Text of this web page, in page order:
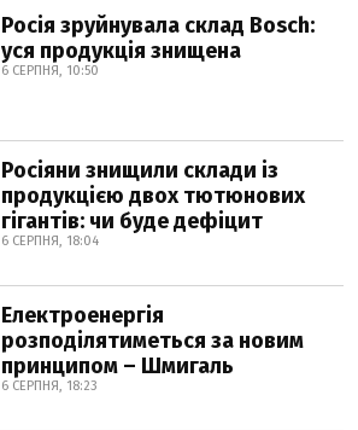
Росія зруйнувала склад Bosch:
уся продукція знищена
6 СЕРПНЯ, 10:50
Росіяни знищили склади із
продукцією двох тютюнових
гігантів: чи буде дефіцит
6 СЕРПНЯ, 18:04
Електроенергія
розподілятиметься за новим
принципом – Шмигаль
6 СЕРПНЯ, 18:23